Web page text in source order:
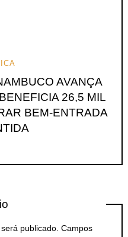
AVANÇA
26,5 MIL
BEM-ENTRADA
publicado. Campos